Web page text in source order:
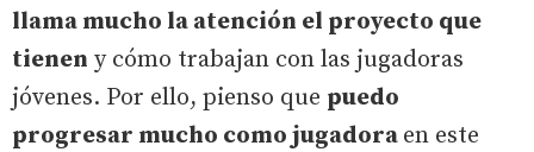
llama mucho la atención el proyecto que
tienen y cómo trabajan con las jugadoras
jóvenes. Por ello, pienso que puedo
progresar mucho como jugadora en este